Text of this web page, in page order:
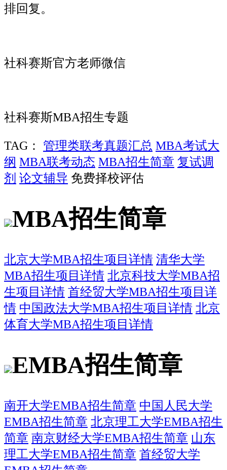
排回复。
社科赛斯官方老师微信
社科赛斯MBA招生专题
TAG： 管理类联考真题汇总 MBA考试大
纲 MBA联考动态 MBA招生简章 复试调
剂 论文辅导 免费择校评估
MBA招生简章
北京大学MBA招生项目详情 清华大学
MBA招生项目详情 北京科技大学MBA招
生项目详情 首经贸大学MBA招生项目详
情 中国政法大学MBA招生项目详情 北京
体育大学MBA招生项目详情
EMBA招生简章
南开大学EMBA招生简章 中国人民大学
EMBA招生简章 北京理工大学EMBA招生
简章 南京财经大学EMBA招生简章 山东
理工大学EMBA招生简章 首经贸大学